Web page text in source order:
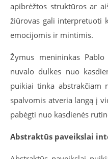
apibrėžtos struktūros ar
žiūrovas gali interpretuoti
emocijomis ir mintimis.
Žymus menininkas Pablo
nuvalo dulkes nuo
puikiai tinka abstrakčiam
spalvomis atveria langą į
pabėgti nuo kasdienės
Abstraktūs paveikslai